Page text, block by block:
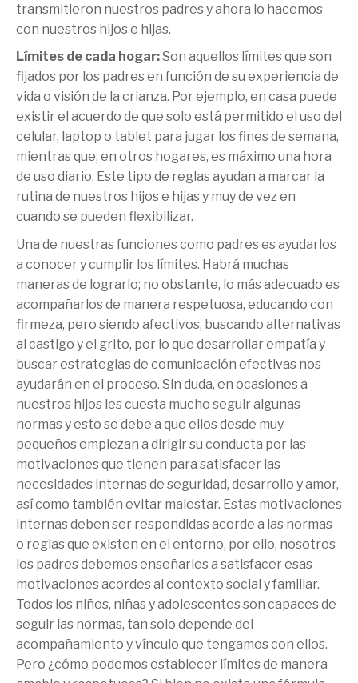
transmitieron nuestros padres y ahora lo hacemos
con nuestros hijos e hijas.
Límites de cada hogar:Son aquellos límites que son
fijados por los padres en función de su experiencia de
vida o visión de la crianza. Por ejemplo, en casa puede
existir el acuerdo de que solo está permitido el uso del
celular, laptop o tablet para jugar los fines de semana,
mientras que, en otros hogares, es máximo una hora
de uso diario. Este tipo de reglas ayudan a marcar la
rutina de nuestros hijos e hijas y muy de vez en
cuando se pueden flexibilizar.
Una de nuestras funciones como padres es ayudarlos
a conocer y cumplir los límites. Habrá muchas
maneras de lograrlo; no obstante, lo más adecuado es
acompañarlos de manera respetuosa, educando con
firmeza, pero siendo afectivos, buscando alternativas
al castigo y el grito, por lo que desarrollar empatía y
buscar estrategias de comunicación efectivas nos
ayudarán en el proceso. Sin duda, en ocasiones a
nuestros hijos les cuesta mucho seguir algunas
normas y esto se debe a que ellos desde muy
pequeños empiezan a dirigir su conducta por las
motivaciones que tienen para satisfacer las
necesidades internas de seguridad, desarrollo y amor,
así como también evitar malestar. Estas motivaciones
internas deben ser respondidas acorde a las normas
o reglas que existen en el entorno, por ello, nosotros
los padres debemos enseñarles a satisfacer esas
motivaciones acordes al contexto social y familiar.
Todos los niños, niñas y adolescentes son capaces de
seguir las normas, tan solo depende del
acompañamiento y vínculo que tengamos con ellos.
Pero ¿cómo podemos establecer límites de manera